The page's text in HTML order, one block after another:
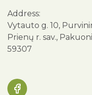
Address:
Vytauto g. 10,
Prienų r. sav.,
59307